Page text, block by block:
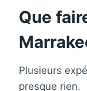
Que
Plusieurs
presque rien.